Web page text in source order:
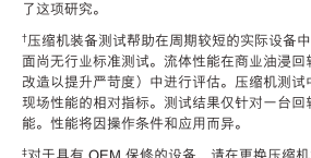
了这项研究。
†压缩机装备测试帮助在周期较短的实际设备
面尚无行业标准测试。流体性能在商业油浸回
改造以提升严苛度）中进行评估。压缩机测试
现场性能的相对指标。测试结果仅针对一台
能。性能将因操作条件和应用而异。
‡